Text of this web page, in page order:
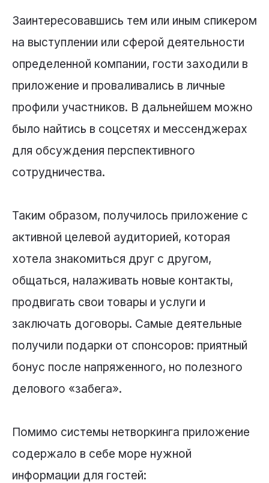
Заинтересовавшись тем или иным спикером
на выступлении или сферой деятельности
определенной компании, гости заходили в
приложение и проваливались в личные
профили участников. В дальнейшем можно
было найтись в соцсетях и мессенджерах
для обсуждения перспективного
сотрудничества.
Таким образом, получилось приложение с
активной целевой аудиторией, которая
хотела знакомиться друг с другом,
общаться, налаживать новые контакты,
продвигать свои товары и услуги и
заключать договоры. Самые деятельные
получили подарки от спонсоров: приятный
бонус после напряженного, но полезного
делового «забега».
Помимо системы нетворкинга приложение
содержало в себе море нужной
информации для гостей: